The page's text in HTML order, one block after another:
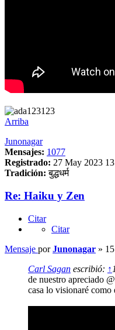
Arriba
Junonagar
Mensajes: 1077
Registrado: 27 May 2023
Tradición: बुद्धधर्म
Re: Haiku y Zen
Citar
Citar
Mensaje porJunonagar »
Carl Sagan escribió: ↑
de nuestro apreciado
casa lo visionaré como